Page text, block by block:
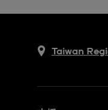
Taiwan